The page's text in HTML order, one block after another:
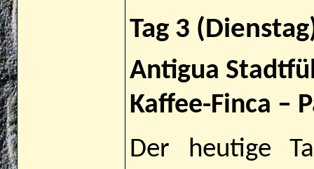
Tag 3
Antigua
Kaffee-Finca –
Der heutige